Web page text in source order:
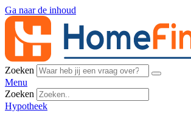
Ga naar de inhoud
Zoeken
Menu
Zoeken
Hypotheek